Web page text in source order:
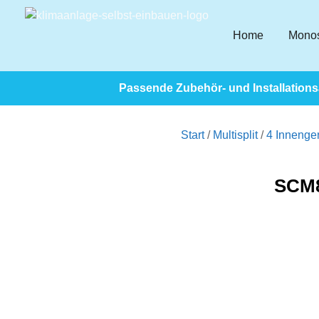
Home
Passende Zubehör- und
Start/ Multisplit/4